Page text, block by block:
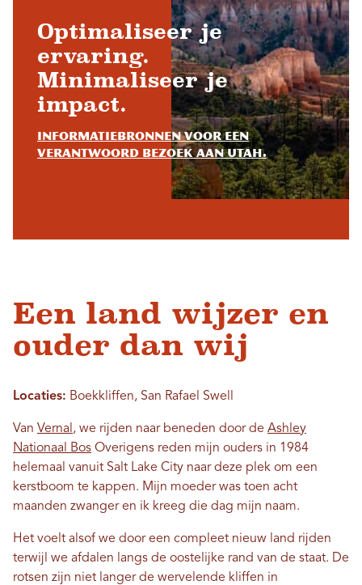
Optimaliseer je
ervaring.
Minimaliseer je
impact.
Informatiebronnen voor een
verantwoord bezoek aan Utah.
Een land wijzer en
ouder dan wij
Locaties: Boekkliffen, San Rafael Swell
Van Vernal , we rijden naar beneden door de Ashley
Nationaal Bos Overigens reden mijn ouders in 1984
helemaal vanuit Salt Lake City naar deze plek om een ​​
kerstboom te kappen. Mijn moeder was toen acht
maanden zwanger en ik kreeg die dag mijn naam.
Het voelt alsof we door een compleet nieuw land rijden
terwijl we afdalen langs de oostelijke rand van de staat. De
rotsen zijn niet langer de wervelende kliffen in